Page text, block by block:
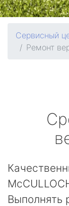
Сервисный
Ремонт
Выполнять